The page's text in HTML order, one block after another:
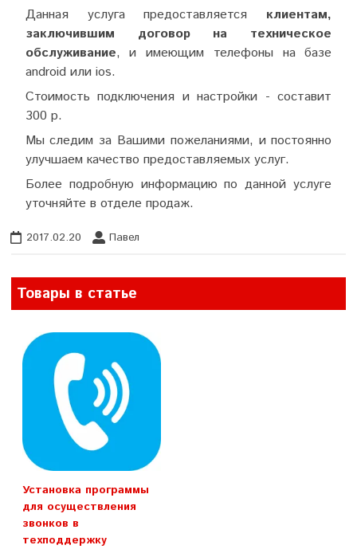
Данная услуга предоставляется клиентам,
заключившим договор на техническое
обслуживание, и имеющим телефоны на базе
android или ios.
Стоимость подключения и настройки - составит
300 р.
Мы следим за Вашими пожеланиями, и постоянно
улучшаем качество предоставляемых услуг.
Более подробную информацию по данной услуге
уточняйте в отделе продаж.
2017.02.20 Павел
Товары в статье
Установка программы
для осуществления
звонков в
техподдержку